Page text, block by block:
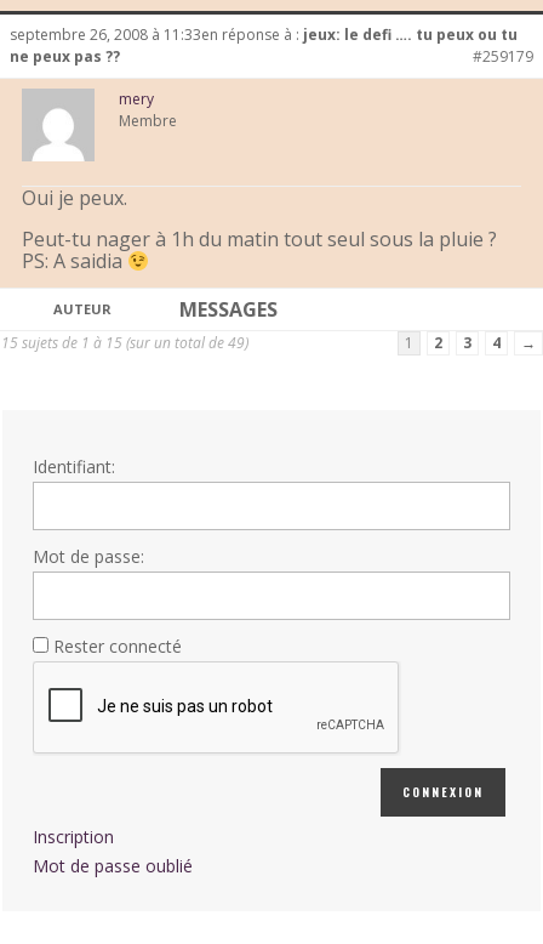
septembre 26, 2008 à 11:33en réponse à : jeux: le defi …. tu peux ou tu
ne peux pas ??
#259179
mery
Membre
Oui je peux.
Peut-tu nager à 1h du matin tout seul sous la pluie ?
PS: A saidia
AUTEUR MESSAGES
15 sujets de 1 à 15 (sur un total de 49) 1 2 3 4 →
Identifiant:
Mot de passe:
Rester connecté
CONNEXION
Inscription
Mot de passe oublié